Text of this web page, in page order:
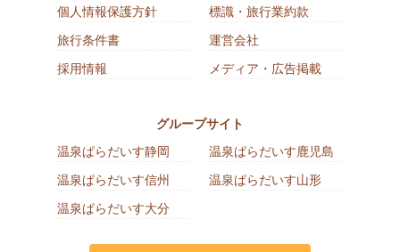
個人情報保護方針
標識・旅行業約款
旅行条件書
運営会社
採用情報
メディア・広告掲載
グループサイト
温泉ぱらだいす静岡
温泉ぱらだいす鹿児島
温泉ぱらだいす信州
温泉ぱらだいす山形
温泉ぱらだいす大分